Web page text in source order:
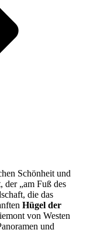
Schönheit und
der „am Fuß des
die das
Hügel der
von Westen
und